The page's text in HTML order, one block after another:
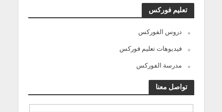
تعليم فوركس
دروس الفوركس
فيديوهات تعليم فوركس
مدرسة الفوركس
تواصل معنا